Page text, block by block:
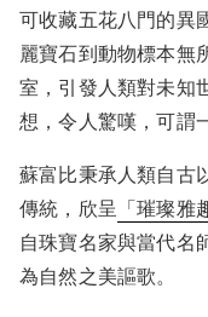
可收藏五花八門的異
麗寶石到動物標本無
室，引發人類對未知
想，令人驚嘆，可謂
蘇富比秉承人類自古
傳統，欣呈 「璀璨
自珠寶名家與當代名
為自然之美謳歌。